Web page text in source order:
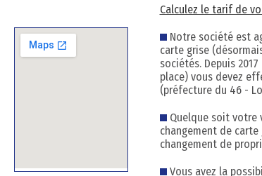
Calculez le tarif de
Notre société est
carte grise
sociétés. Depuis
place) vous devez
(préfecture du 46 -
Quelque soit votre
changement de
changement de
Vous avez la